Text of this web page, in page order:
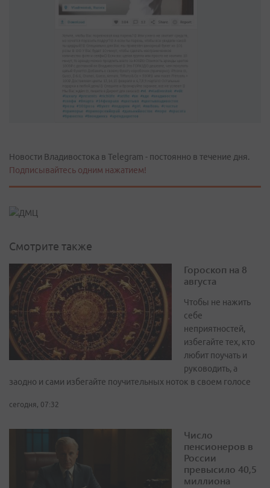
Новости Владивостока в Telegram - постоянно в течение дня.
Подписывайтесь одним нажатием!
Смотрите также
Гороскоп на 8
августа
Чтобы не нажить
себе
неприятностей,
избегайте тех, кто
любит поучать и
руководить, а
заодно и сами избегайте поучительных ноток в своем голосе
сегодня, 07:32
Число
пенсионеров в
России
превысило 40,5
миллиона